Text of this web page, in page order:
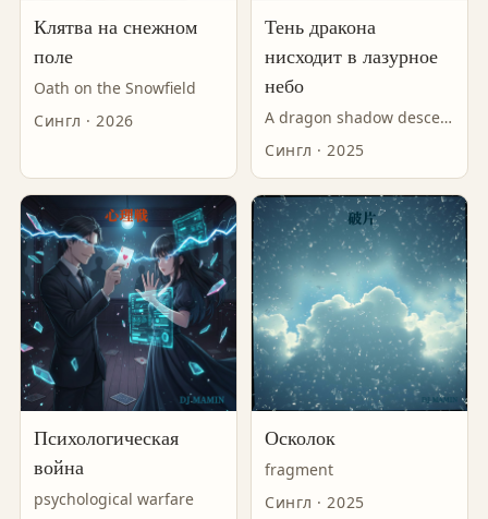
Клятва на снежном
поле
Oath on the Snowfield
Сингл · 2026
Тень дракона
нисходит в лазурное
небо
A dragon shadow descends into the blue sky
Сингл · 2025
Психологическая
война
psychological warfare
Осколок
fragment
Сингл · 2025